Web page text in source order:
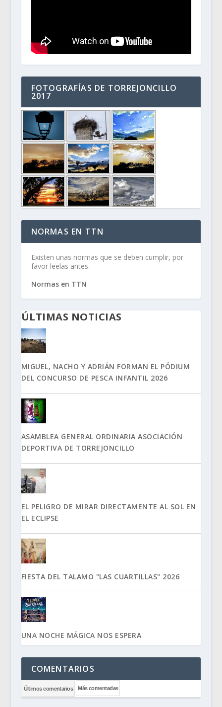
FOTOGRAFÍAS DE TORREJONCILLO
2017
NORMAS EN TTN
Existen unas normas que se deben cumplir, por
favor leelas antes.
Normas en TTN
ÚLTIMAS NOTICIAS
MIGUEL, NACHO Y ADRIÁN FORMAN EL PÓDIUM
DEL CONCURSO DE PESCA INFANTIL 2026
ASAMBLEA GENERAL ORDINARIA ASOCIACIÓN
DEPORTIVA DE TORREJONCILLO
EL PELIGRO DE MIRAR DIRECTAMENTE AL SOL EN
EL ECLIPSE
FIESTA DEL TALAMO "LAS CUARTILLAS" 2026
UNA NOCHE MÁGICA NOS ESPERA
COMENTARIOS
Últimos comentarios Más comentadas